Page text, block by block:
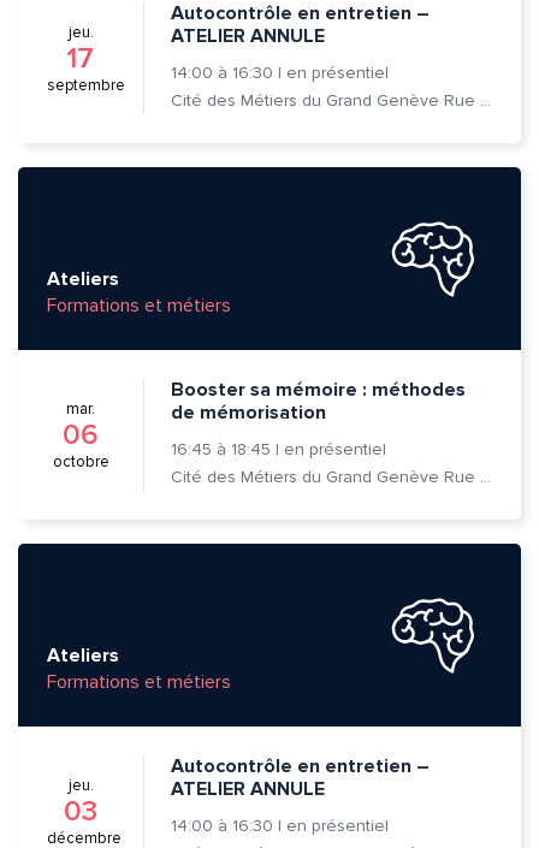
jeu.
17
septembre
Autocontrôle en entretien –
ATELIER ANNULE
14:00 à 16:30 | en présentiel
Cité des Métiers du Grand Genève Rue Prévost-Martin 6 1205 Genève
Ateliers
Formations et métiers
mar.
06
octobre
Booster sa mémoire : méthodes
de mémorisation
16:45 à 18:45 | en présentiel
Cité des Métiers du Grand Genève Rue Prévost-Martin 6 1205 Genève
Ateliers
Formations et métiers
jeu.
03
décembre
Autocontrôle en entretien –
ATELIER ANNULE
14:00 à 16:30 | en présentiel
Message*
Quelle est la pertinence de cette page?
Commentaire*